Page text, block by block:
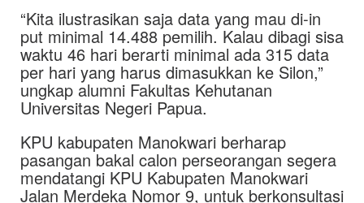
“Kita ilustrasikan saja data yang mau di-in
put minimal 14.488 pemilih. Kalau dibagi sisa
waktu 46 hari berarti minimal ada 315 data
per hari yang harus dimasukkan ke Silon,”
ungkap alumni Fakultas Kehutanan
Universitas Negeri Papua.
KPU kabupaten Manokwari berharap
pasangan bakal calon perseorangan segera
mendatangi KPU Kabupaten Manokwari
Jalan Merdeka Nomor 9, untuk berkonsultasi